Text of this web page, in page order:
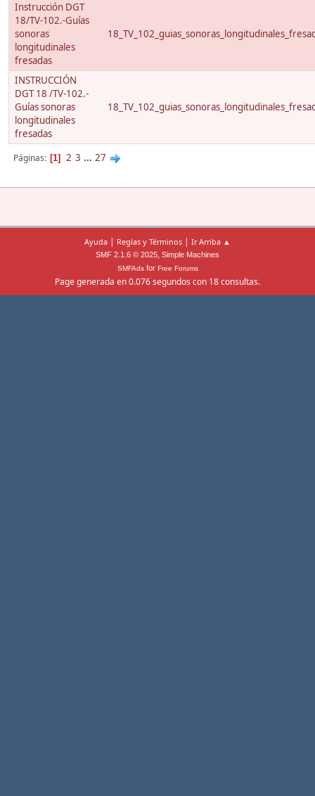
Instrucción DGT
18/TV-102.-Guías
sonoras
longitudinales
fresadas
INSTRUCCIÓN
DGT 18 /TV-102.-
Guías sonoras
longitudinales
fresadas
Páginas 1 2 3 ... 27
Ayuda | Reglas y Términos | Ir Arriba ▲
SMF 2.1.6 © 2025, Simple Machines
SMFAdsfor Free Forums
Page generada en 0.076 segundos con 18 consultas.